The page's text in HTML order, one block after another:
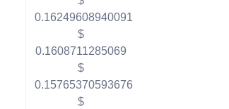
0.16249608940091
$
0.1608711285069
$
0.15765370593676
$